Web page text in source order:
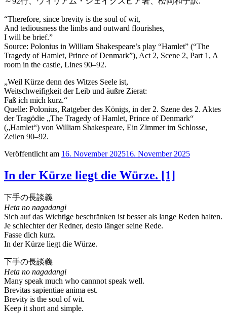
“Therefore, since brevity is the soul of wit,
And tediousness the limbs and outward flourishes,
I will be brief.”
Source: Polonius in William Shakespeare’s play “Hamlet” (“The
Tragedy of Hamlet, Prince of Denmark”), Act 2, Scene 2, Part 1, A
room in the castle, Lines 90–92.
„Weil Kürze denn des Witzes Seele ist,
Weitschweifigkeit der Leib und äußre Zierat:
Faß ich mich kurz.“
Quelle: Polonius, Ratgeber des Königs, in der 2. Szene des 2. Aktes
der Tragödie „The Tragedy of Hamlet, Prince of Denmark“
(„Hamlet“) von William Shakespeare, Ein Zimmer im Schlosse,
Zeilen 90–92.
Veröffentlicht am 16. November 202516. November 2025
In der Kürze liegt die Würze. [1]
下手の長談義
Heta no nagadangi
Sich auf das Wichtige beschränken ist besser als lange Reden halten.
Je schlechter der Redner, desto länger seine Rede.
Fasse dich kurz.
In der Kürze liegt die Würze.
下手の長談義
Heta no nagadangi
Many speak much who cannnot speak well.
Brevitas sapientiae anima est.
Brevity is the soul of wit.
Keep it short and simple.